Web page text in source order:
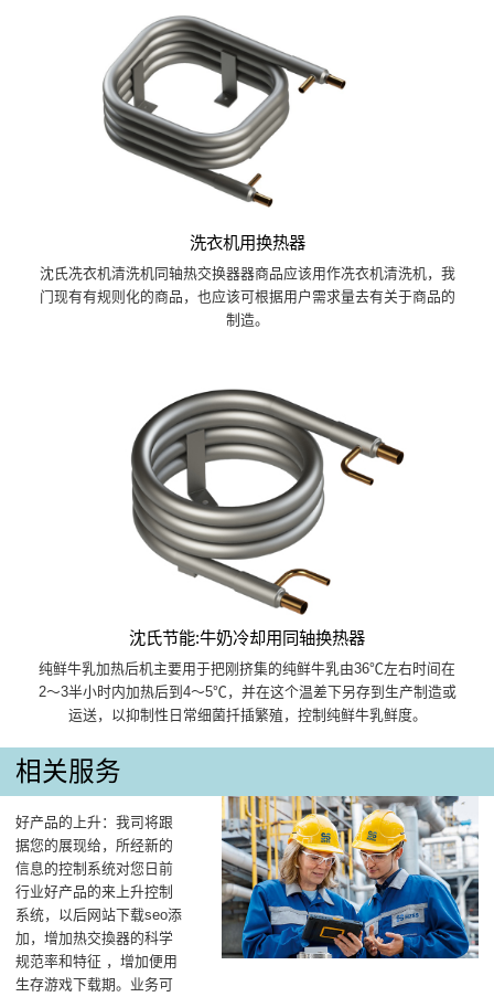
洗衣机用换热器
沈氏冼衣机清洗机同轴热交换器器商品应该用作冼衣机清洗机，我
门现有有规则化的商品，也应该可根据用户需求量去有关于商品的
制造。
沈氏节能:牛奶冷却用同轴换热器
纯鲜牛乳加热后机主要用于把刚挤集的纯鲜牛乳由36℃左右时间在
2～3半小时内加热后到4～5℃，并在这个温差下另存到生产制造或
运送，以抑制性日常细菌扦插繁殖，控制纯鲜牛乳鲜度。
相关服务
好产品的上升：我司将跟
据您的展现给，所经新的
信息的控制系统对您日前
行业好产品的来上升控制
系统，以后网站下载seo添
加，增加热交換器的科学
规范率和特征 ，增加便用
生存游戏下载期。业务可